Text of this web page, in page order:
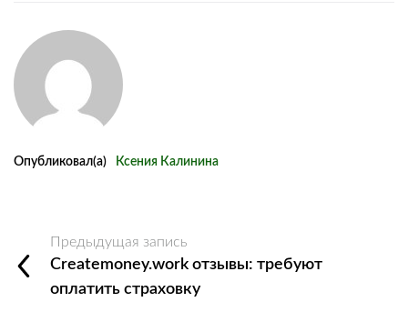
Опубликовал(а) Ксения Калинина
Предыдущая запись
Createmoney.work отзывы: требуют
оплатить страховку